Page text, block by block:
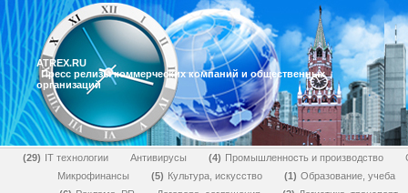
ATREX.RU
Пресс релизы коммерческих компаний и общественных
организаций
29 IT технологии Антивирусы 4 Промышленность и производство
Микрофинансы
5 Культура, искусство 1
Образование, учеба